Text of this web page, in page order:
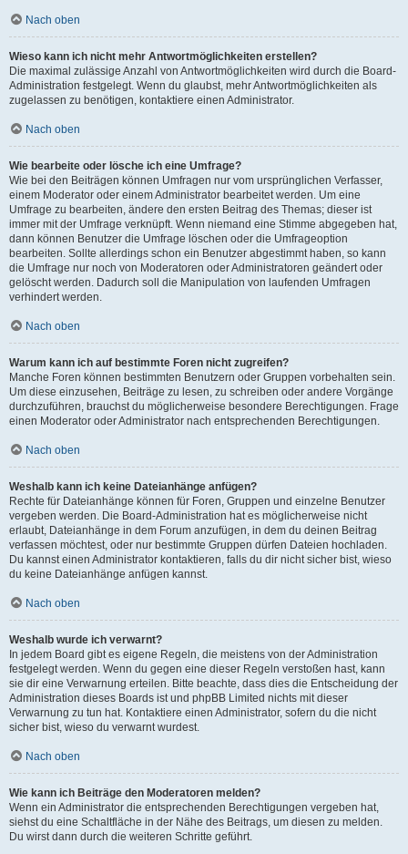
Nach oben
Wieso kann ich nicht mehr Antwortmöglichkeiten erstellen?
Die maximal zulässige Anzahl von Antwortmöglichkeiten wird durch die Board-
Administration festgelegt. Wenn du glaubst, mehr Antwortmöglichkeiten als
zugelassen zu benötigen, kontaktiere einen Administrator.
Nach oben
Wie bearbeite oder lösche ich eine Umfrage?
Wie bei den Beiträgen können Umfragen nur vom ursprünglichen Verfasser,
einem Moderator oder einem Administrator bearbeitet werden. Um eine
Umfrage zu bearbeiten, ändere den ersten Beitrag des Themas; dieser ist
immer mit der Umfrage verknüpft. Wenn niemand eine Stimme abgegeben hat,
dann können Benutzer die Umfrage löschen oder die Umfrageoption
bearbeiten. Sollte allerdings schon ein Benutzer abgestimmt haben, so kann
die Umfrage nur noch von Moderatoren oder Administratoren geändert oder
gelöscht werden. Dadurch soll die Manipulation von laufenden Umfragen
verhindert werden.
Nach oben
Warum kann ich auf bestimmte Foren nicht zugreifen?
Manche Foren können bestimmten Benutzern oder Gruppen vorbehalten sein.
Um diese einzusehen, Beiträge zu lesen, zu schreiben oder andere Vorgänge
durchzuführen, brauchst du möglicherweise besondere Berechtigungen. Frage
einen Moderator oder Administrator nach entsprechenden Berechtigungen.
Nach oben
Weshalb kann ich keine Dateianhänge anfügen?
Rechte für Dateianhänge können für Foren, Gruppen und einzelne Benutzer
vergeben werden. Die Board-Administration hat es möglicherweise nicht
erlaubt, Dateianhänge in dem Forum anzufügen, in dem du deinen Beitrag
verfassen möchtest, oder nur bestimmte Gruppen dürfen Dateien hochladen.
Du kannst einen Administrator kontaktieren, falls du dir nicht sicher bist, wieso
du keine Dateianhänge anfügen kannst.
Nach oben
Weshalb wurde ich verwarnt?
In jedem Board gibt es eigene Regeln, die meistens von der Administration
festgelegt werden. Wenn du gegen eine dieser Regeln verstoßen hast, kann
sie dir eine Verwarnung erteilen. Bitte beachte, dass dies die Entscheidung der
Administration dieses Boards ist und phpBB Limited nichts mit dieser
Verwarnung zu tun hat. Kontaktiere einen Administrator, sofern du die nicht
sicher bist, wieso du verwarnt wurdest.
Nach oben
Wie kann ich Beiträge den Moderatoren melden?
Wenn ein Administrator die entsprechenden Berechtigungen vergeben hat,
siehst du eine Schaltfläche in der Nähe des Beitrags, um diesen zu melden.
Du wirst dann durch die weiteren Schritte geführt.